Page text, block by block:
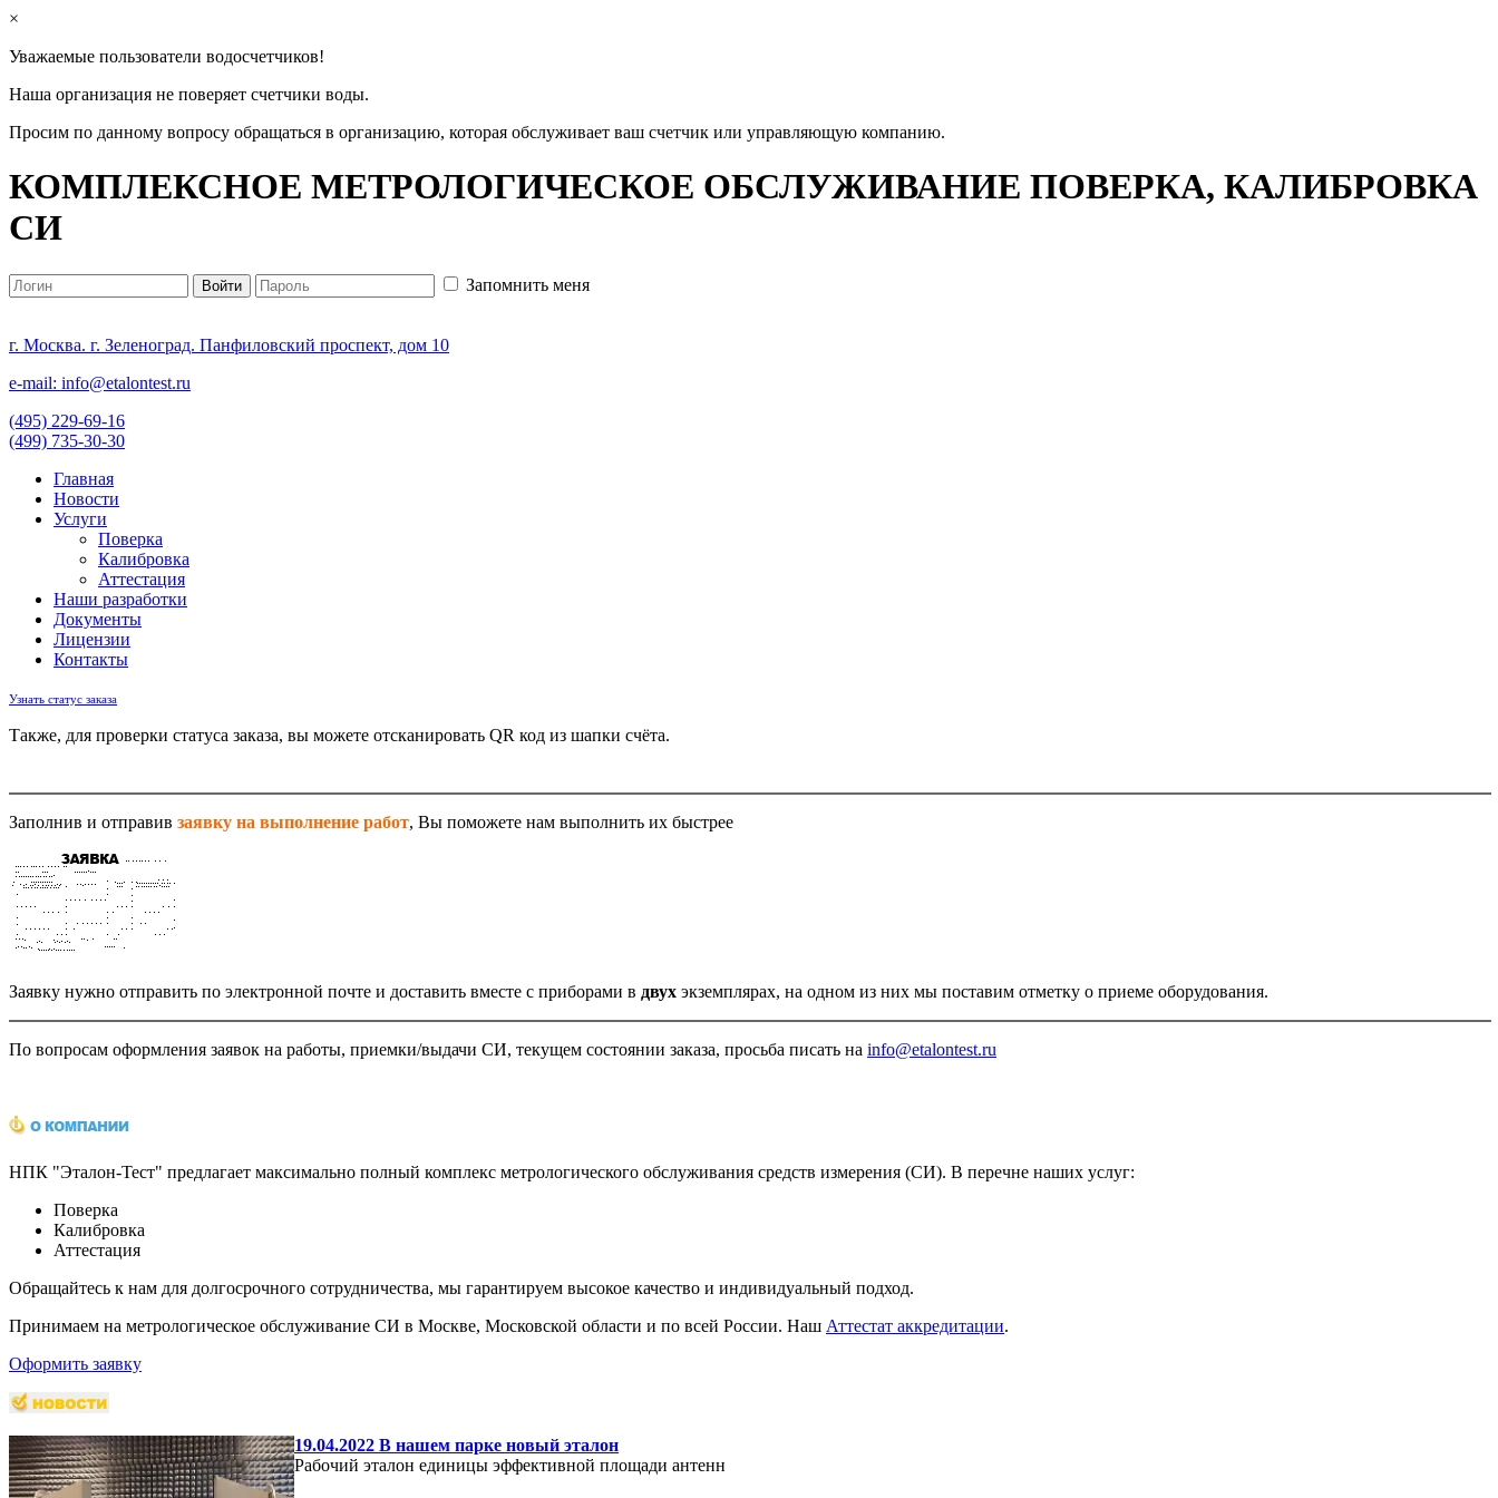
×
Уважаемые пользователи водосчетчиков!
Наша организация не поверяет счетчики воды.
Просим по данному вопросу обращаться в организацию, которая обслуживает ваш счетчик или управляющую компанию.
КОМПЛЕКСНОЕ МЕТРОЛОГИЧЕСКОЕ ОБСЛУЖИВАНИЕ ПОВЕРКА, КАЛИБРОВКА
СИ
Запомнить меня
г. Москва. г. Зеленоград. Панфиловский проспект, дом 10
e-mail: info@etalontest.ru
(495) 229-69-16
(499) 735-30-30
Главная
Новости
Услуги
Поверка
Калибровка
Аттестация
Наши разработки
Документы
Лицензии
Контакты
Узнать статус заказа
Также, для проверки статуса заказа, вы можете отсканировать QR код из шапки счёта.
Заполнив и отправив заявку на выполнение работ, Вы поможете нам выполнить их быстрее
Заявку нужно отправить по электронной почте и доставить вместе с приборами в двух экземплярах, на одном из них мы поставим отметку о приеме оборудования.
По вопросам оформления заявок на работы, приемки/выдачи СИ, текущем состоянии заказа, просьба писать на info@etalontest.ru
НПК "Эталон-Тест" предлагает максимально полный комплекс метрологического обслуживания средств измерения (СИ). В перечне наших услуг:
Поверка
Калибровка
Аттестация
Обращайтесь к нам для долгосрочного сотрудничества, мы гарантируем высокое качество и индивидуальный подход.
Принимаем на метрологическое обслуживание СИ в Москве, Московской области и по всей России. Наш Аттестат аккредитации.
Оформить заявку
19.04.2022 В нашем парке новый эталон
Рабочий эталон единицы эффективной площади антенн